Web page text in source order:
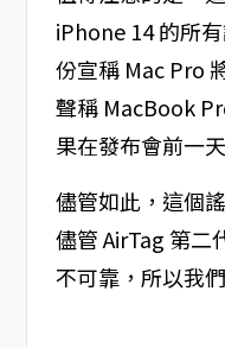
iPhone 14 的所
份宣稱 Mac Pro
聲稱 MacBook
果在發布會前一
儘管如此，這個
儘管 AirTag 第二
不可靠，所以我